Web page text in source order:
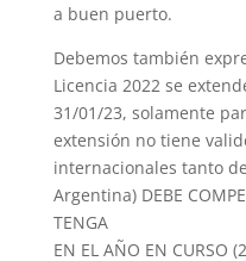
a buen puerto.
Debemos también
Licencia 2022 se
31/01/23, solamente
extensión no tiene
internacionales tanto
Argentina) DEBE
TENGA
EN EL AÑO EN CURSO